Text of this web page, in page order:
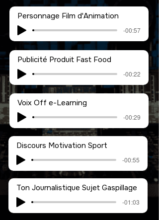
Personnage Film d'Animation
-00:57
Publicité Produit Fast Food
-00:22
Voix Off e-Learning
-00:29
Discours Motivation Sport
-00:55
Ton Journalistique Sujet Gaspillage
-01:03